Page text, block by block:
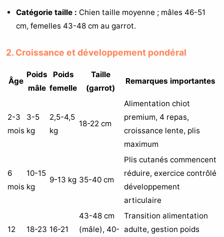
Catégorie taille : Chien taille moyenne ; mâles 46-51
cm, femelles 43-48 cm au garrot.
2. Croissance et développement pondéral
Âge
Poids
mâle
Poids
femelle
Taille
(garrot)
Remarques importantes
2-3
mois
3-5
kg
2,5-4,5
kg
18-22 cm
Alimentation chiot
premium, 4 repas,
croissance lente, plis
maximum
6
mois
10-15
kg
9-13 kg 35-40 cm
Plis cutanés commencent
réduire, exercice contrôlé
développement
articulaire
12
18-23 16-21
43-48 cm
(mâle), 40-
Transition alimentation
adulte, gestion poids